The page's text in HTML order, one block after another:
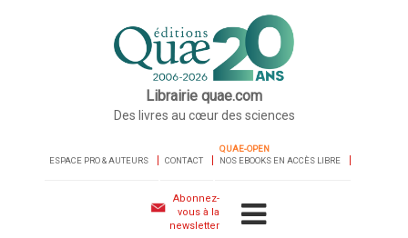
Librairie quae.com
Des livres au cœur des sciences
ESPACE PRO & AUTEURS CONTACT
QUAE-OPEN
NOS EBOOKS EN ACCÈS LIBRE
Abonnez-
vous à la
newsletter